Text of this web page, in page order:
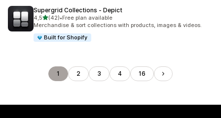
Supergrid Collections ‑ Depict
4,5av 5 stjerner
(42)
Totalt 42 omtaler
•Free plan available
Merchandise & sort collections with products, images & videos.
Built for Shopify
1 2 3 4 16